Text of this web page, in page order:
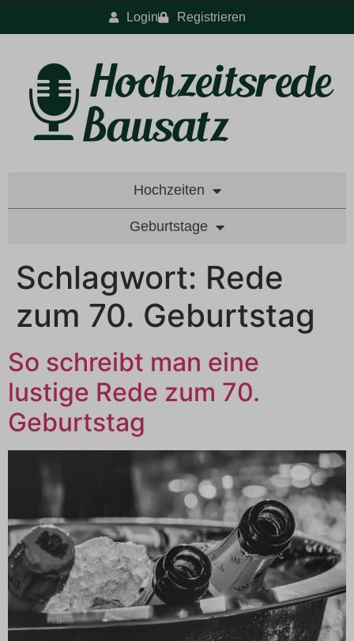
Login Registrieren
Hochzeiten
Geburtstage
Schlagwort: Rede
zum 70. Geburtstag
So schreibt man eine
lustige Rede zum 70.
Geburtstag